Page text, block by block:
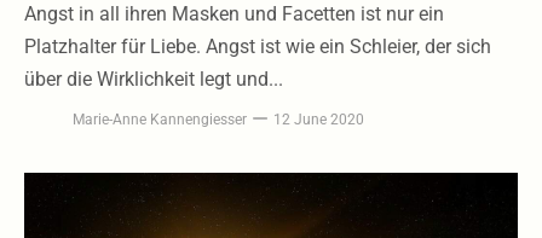
Angst in all ihren Masken und Facetten ist nur ein
Platzhalter für Liebe. Angst ist wie ein Schleier, der sich
über die Wirklichkeit legt und...
Marie-Anne Kannengiesser 12 June 2020